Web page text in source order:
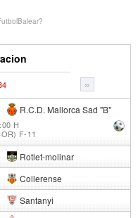
»
R.C.D. Mallorca Sad "B"
H
F-11
Rotlet-molinar
Collerense
Santanyi